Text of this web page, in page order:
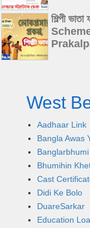
শিল্পী
West
Aadhaar Link
Bangla Awas
Banglarbhumi
Bhumihin
Cast
Didi Ke Bolo
DuareSarkar
Education